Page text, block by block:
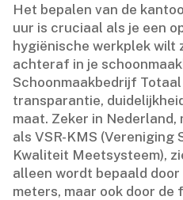
Het bepalen van de
uur is cruciaal als je een
hygiënische werkplek wilt
achteraf in je
Schoonmaakbedrijf
transparantie,
maat.​ Zeker in Nederland,
als VSR-KMS (Vereniging
Kwaliteit Meetsysteem),
alleen wordt bepaald
meters, maar ook door